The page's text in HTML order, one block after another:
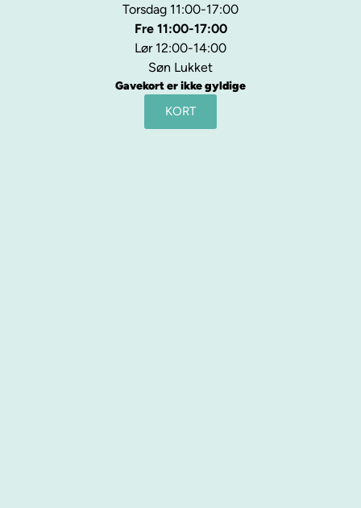
Torsdag 11:00-17:00
Fre 11:00-17:00
Lør 12:00-14:00
Søn Lukket
Gavekort er ikke gyldige
KORT